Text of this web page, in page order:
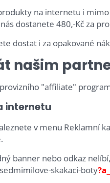
na internetu i
dostanete 480,-Kč za
dostat i za opakované
našim
"affiliate"
internetu
v menu Reklamní
banner nebo odkaz
skakaci-boty